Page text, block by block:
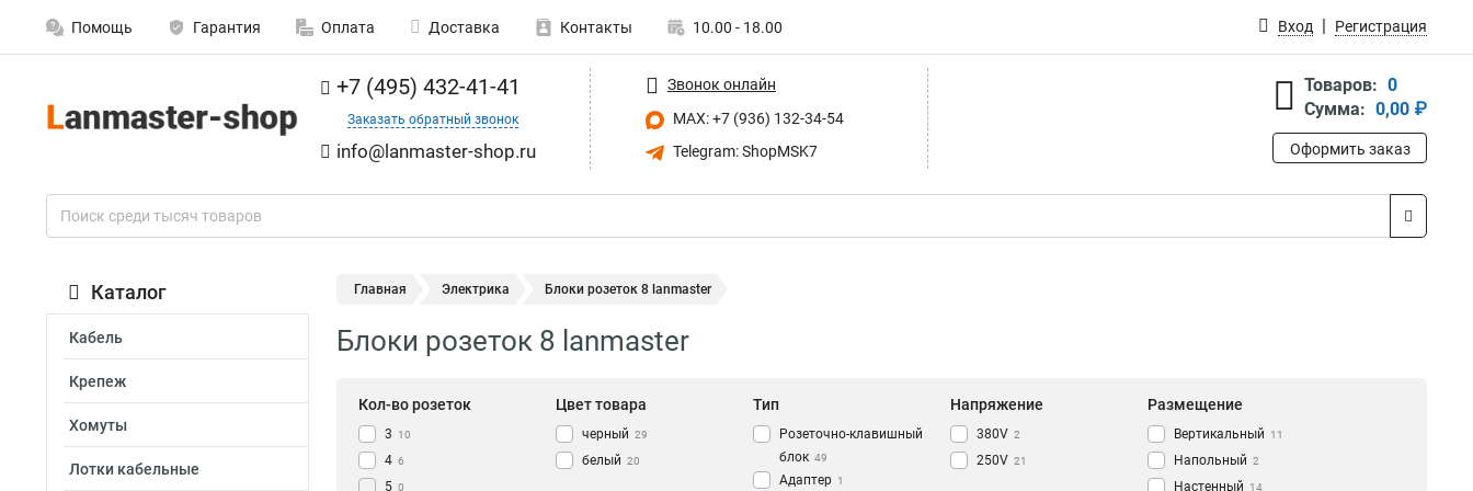
Помощь Гарантия Оплата Доставка Контакты 10.00 - 18.00 Вход Регистрация
+7 (495) 432-41-41
Заказать обратный звонок
info@lanmaster-shop.ru
Звонок онлайн
MAX: +7 (936) 132-34-54
Telegram: ShopMSK7
Товаров: 0
Сумма: 0,00 ₽
Оформить заказ
Каталог
Кабель
Крепеж
Хомуты
Лотки кабельные
Главная Электрика Блоки розеток 8 lanmaster
Блоки розеток 8 lanmaster
Кол-во розеток
3 10
4 6
5 0
Цвет товара
черный 29
белый 20
Тип
Розеточно-клавишный
блок 49
Адаптер 1
Напряжение
380V 2
250V 21
Размещение
Вертикальный 11
Напольный 2
Настенный 14